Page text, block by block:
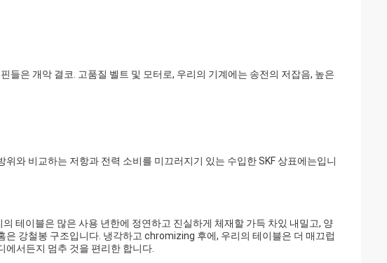
들은 개악 결코. 고품질 벨트 및 모터로, 우리의 기계에는 송전의 저잡음, 높은